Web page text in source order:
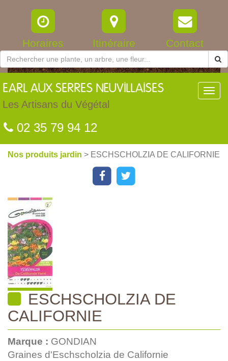
Horaires Itinéraire Contact
EARL AUX SERRES NEUVILLAISES
Les Artisans du Végétal
02 35 79 94 12
Nos produits jardin > ESCHSCHOLZIA DE CALIFORNIE
ESCHSCHOLZIA DE
CALIFORNIE
Marque : GONDIAN
Graines d'Eschscholzia de Californie